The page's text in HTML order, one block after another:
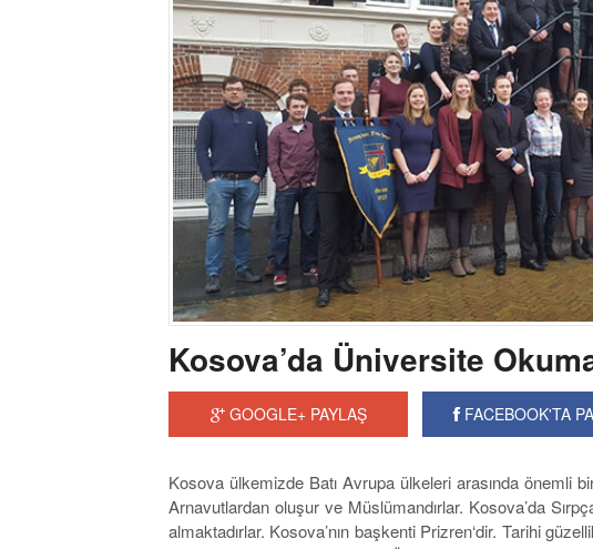
Kosova’da Üniversite
GOOGLE+ PAYLAŞ FACEBOOK'TA
Kosova ülkemizde Batı Avrupa ülkeleri arasında önemli
Arnavutlardan oluşur ve Müslümandırlar. Kosova’da
almaktadırlar. Kosova’nın başkenti Prizren‘dir. Tarihi